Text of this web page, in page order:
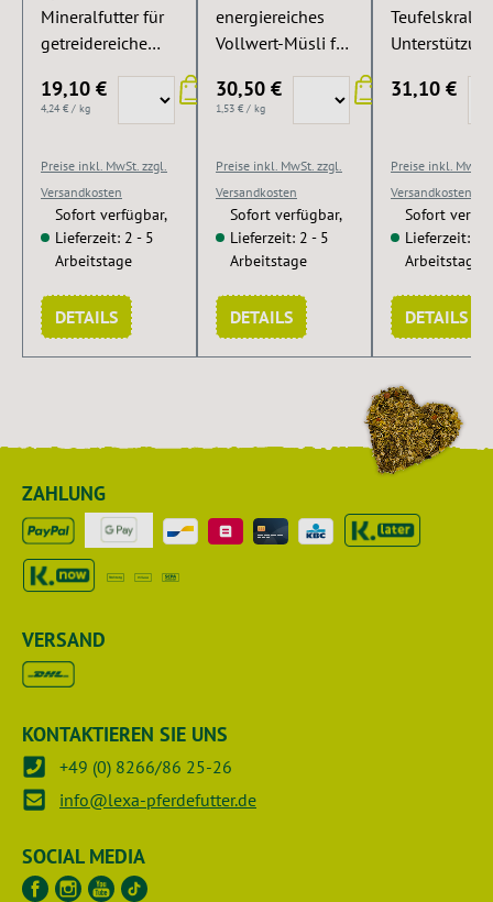
Mineralfutter für
getreidereiche
für eine optimale
Leistung,
Losgelassenheit.
19,10 €
4,24 € / kg
Preise inkl. MwSt. zzgl.
Versandkosten
Sofort verfügbar,
Lieferzeit: 2 - 5
Arbeitstage
DETAILS
energiereiches
Vollwert-Müsli für
Premium-Qualität.
30,50 €
1,53 € / kg
Preise inkl. MwSt. zzgl.
Versandkosten
Sofort verfügbar,
Lieferzeit: 2 - 5
Arbeitstage
DETAILS
Teufelskralle
31,10 €
Preise inkl. MwSt.
Versandkosten
Sofort
Lieferzeit: 2
Arbeitstage
DETAILS
ZAHLUNG
VERSAND
KONTAKTIEREN SIE UNS
+49 (0) 8266/86 25-26
info@lexa-pferdefutter.de
SOCIAL MEDIA